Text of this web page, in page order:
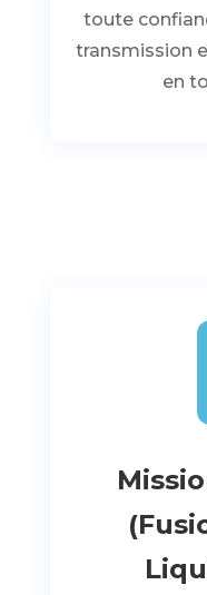
toute
transmission
en